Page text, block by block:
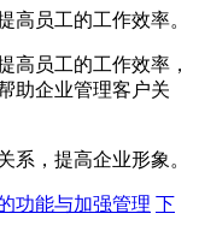
高员工的工作效率。
高员工的工作效率，
助企业管理客户关
系，提高企业形象。
功能与加强管理 下